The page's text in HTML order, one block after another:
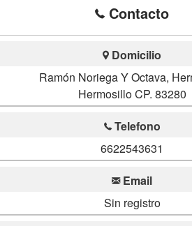
Contacto
Domicilio
Ramón Noriega Y Octava,
Hermosillo CP. 83280
Telefono
6622543631
Email
Sin registro